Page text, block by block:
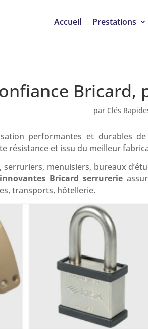
Accueil Prestations
Bricard,
par Clés
performantes et durables
résistance et issu du meilleur
menuisiers, bureaux
Bricard serrurerie
transports, hôtellerie.